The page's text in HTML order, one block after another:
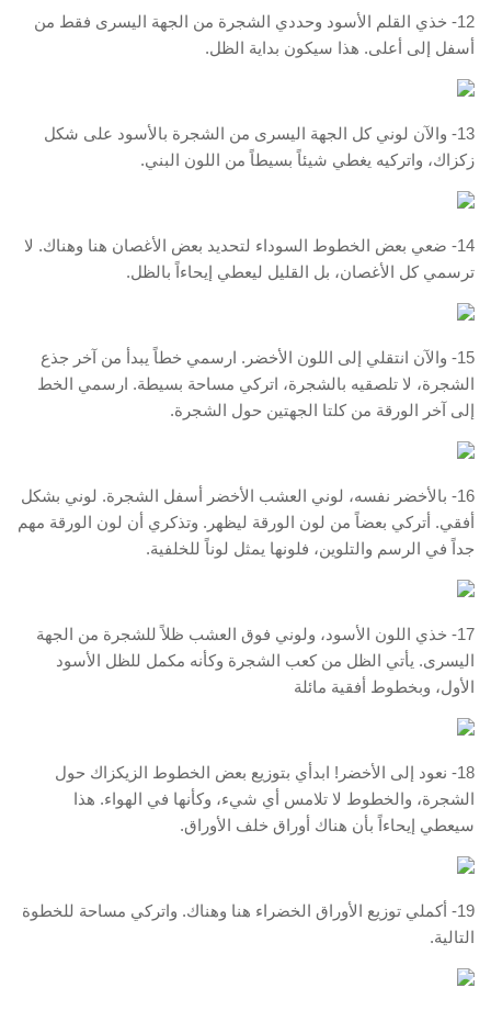
12- خذي القلم الأسود وحددي الشجرة من الجهة اليسرى فقط من
أسفل إلى أعلى. هذا سيكون بداية الظل.
13- والآن لوني كل الجهة اليسرى من الشجرة بالأسود على شكل
زكزاك، واتركيه يغطي شيئاً بسيطاً من اللون البني.
14- ضعي بعض الخطوط السوداء لتحديد بعض الأغصان هنا وهناك. لا
ترسمي كل الأغصان، بل القليل ليعطي إيحاءاً بالظل.
15- والآن انتقلي إلى اللون الأخضر. ارسمي خطاً يبدأ من آخر جذع
الشجرة، لا تلصقيه بالشجرة، اتركي مساحة بسيطة. ارسمي الخط
إلى آخر الورقة من كلتا الجهتين حول الشجرة.
16- بالأخضر نفسه، لوني العشب الأخضر أسفل الشجرة. لوني بشكل
أفقي. أتركي بعضاً من لون الورقة ليظهر. وتذكري أن لون الورقة مهم
جداً في الرسم والتلوين، فلونها يمثل لوناً للخلفية.
17- خذي اللون الأسود، ولوني فوق العشب ظلاً للشجرة من الجهة
اليسرى. يأتي الظل من كعب الشجرة وكأنه مكمل للظل الأسود
الأول، وبخطوط أفقية مائلة
18- نعود إلى الأخضر! ابدأي بتوزيع بعض الخطوط الزيكزاك حول
الشجرة، والخطوط لا تلامس أي شيء، وكأنها في الهواء. هذا
سيعطي إيحاءاً بأن هناك أوراق خلف الأوراق.
19- أكملي توزيع الأوراق الخضراء هنا وهناك. واتركي مساحة للخطوة
التالية.